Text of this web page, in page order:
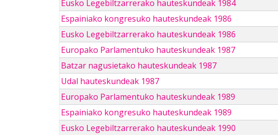
Eusko Legebiltzarrerako hauteskundeak 1984
Espainiako kongresuko hauteskundeak 1986
Eusko Legebiltzarrerako hauteskundeak 1986
Europako Parlamentuko hauteskundeak 1987
Batzar nagusietako hauteskundeak 1987
Udal hauteskundeak 1987
Europako Parlamentuko hauteskundeak 1989
Espainiako kongresuko hauteskundeak 1989
Eusko Legebiltzarrerako hauteskundeak 1990